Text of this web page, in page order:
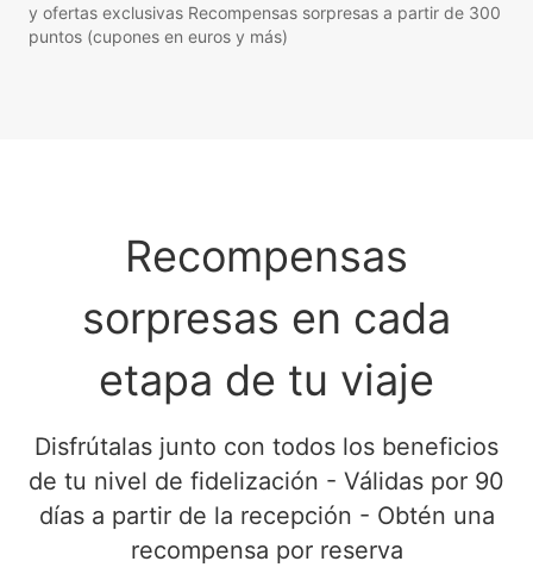
y ofertas exclusivas Recompensas sorpresas a partir de 300
puntos (cupones en euros y más)
Recompensas
sorpresas en cada
etapa de tu viaje
Disfrútalas junto con todos los beneficios
de tu nivel de fidelización - Válidas por 90
días a partir de la recepción - Obtén una
recompensa por reserva